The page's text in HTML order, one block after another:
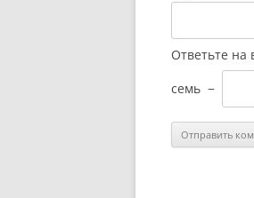
Ответьте на
семь −